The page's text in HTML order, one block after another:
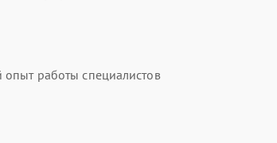
работы специалистов